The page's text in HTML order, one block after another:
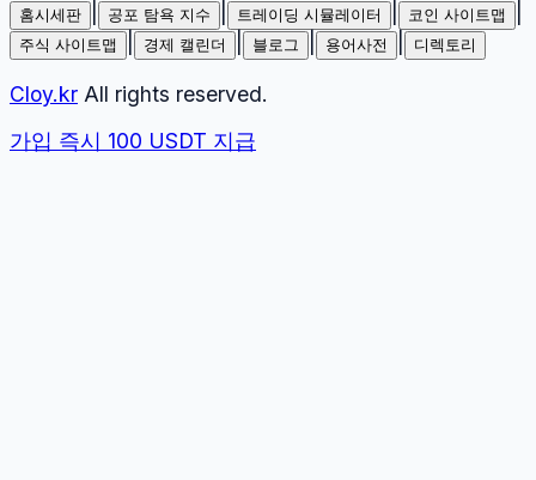
홈시세판 공포 탐욕 지수 트레이딩 시뮬레이터 코인 사이트맵
주식 사이트맵 경제 캘린더 블로그 용어사전 디렉토리
Cloy.kr All rights reserved.
가입 즉시 100 USDT 지급